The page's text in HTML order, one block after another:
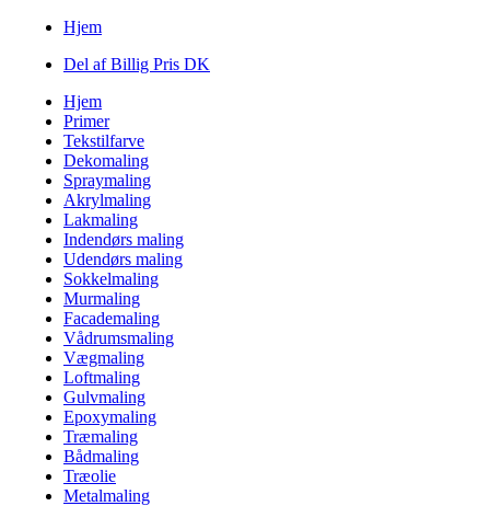
Hjem
Del af Billig Pris DK
Hjem
Primer
Tekstilfarve
Dekomaling
Spraymaling
Akrylmaling
Lakmaling
Indendørs maling
Udendørs maling
Sokkelmaling
Murmaling
Facademaling
Vådrumsmaling
Vægmaling
Loftmaling
Gulvmaling
Epoxymaling
Træmaling
Bådmaling
Træolie
Metalmaling